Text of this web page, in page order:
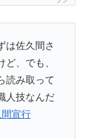
は佐久間さ
、でも、
読み取って
人技なんだ
宣行